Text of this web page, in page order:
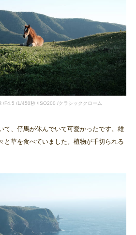
/F4.5 /1/450秒 /ISO200 /クラシッククローム
て、仔馬が休んでいて可愛かったです。雄
と草を食べていました。植物が千切られる